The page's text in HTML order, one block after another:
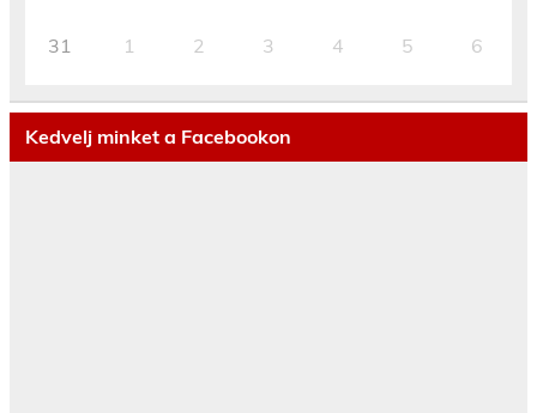
31 1 2 3 4 5 6
Kedvelj minket a Facebookon